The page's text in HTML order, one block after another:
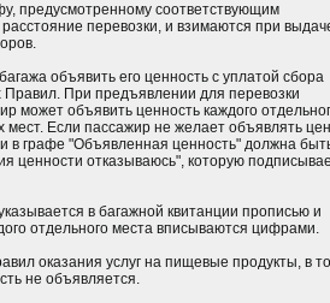
предусмотренному соответствующим
перевозки, и взимаются при
объявить его ценность с уплатой сбора
Правил. При предъявлении для перевозки
может объявить ценность каждого
Если пассажир не желает объявлять
в графе "Объявленная ценность" должна
ценности отказываюсь", которую
в багажной квитанции прописью и
отдельного места вписываются цифрами.
оказания услуг на пищевые продукты, в
не объявляется.